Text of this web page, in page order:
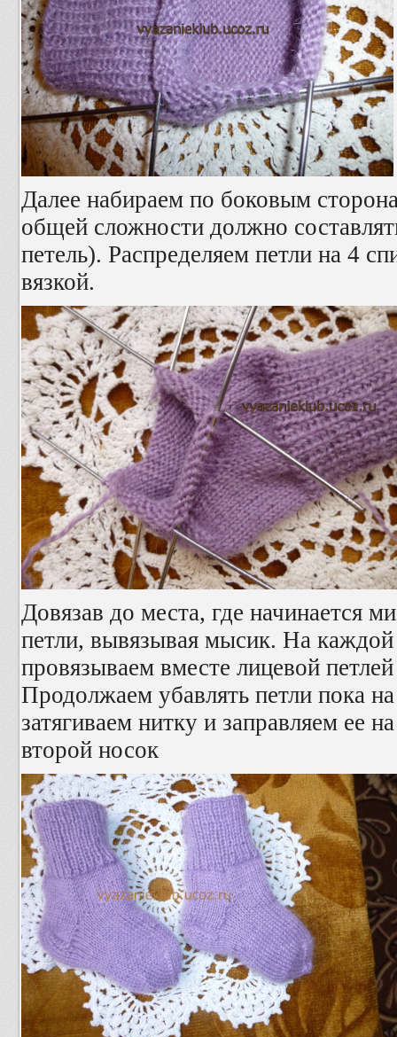
Далее набираем по боковым
общей сложности должно
петель). Распределяем петли на 4
вязкой.
Довязав до места, где начинается
петли, вывязывая мысик. На каждой
провязываем вместе лицевой
Продолжаем убавлять петли пока
затягиваем нитку и заправляем ее
второй носок